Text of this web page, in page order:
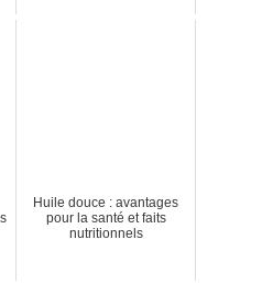
Huile douce : avantages
pour la santé et faits
nutritionnels